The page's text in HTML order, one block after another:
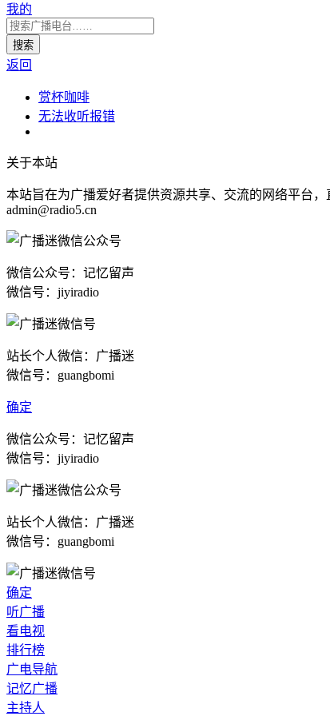
我的
返回
赏杯咖啡
无法收听报错
关于本站
本站旨在为广播爱好者提供资源共享、交流的网络平台
admin@radio5.cn
微信公众号：记忆留声
微信号：jiyiradio
站长个人微信：广播迷
微信号：guangbomi
确定
微信公众号：记忆留声
微信号：jiyiradio
站长个人微信：广播迷
微信号：guangbomi
确定
听广播
看电视
排行榜
广电导航
记忆广播
主持人